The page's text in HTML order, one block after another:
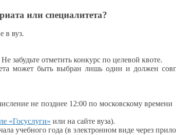
или специалитета?
в вуз.
Не забудьте отметить конкурс по целевой квоте.
может быть выбран лишь один и должен
не позднее12:00 по московскому времени
«Госуслуги» или на сайте вуза).
учебного года (в электронном виде через